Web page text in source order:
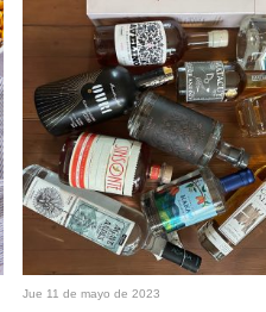
Jue 11 de mayo de 2023